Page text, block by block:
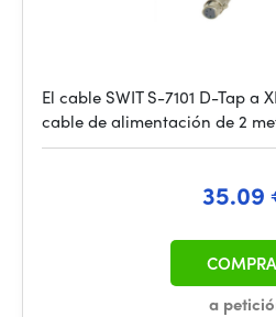
El cable SWIT S-7101 D-Tap a
cable de alimentación de 2
35.09
a